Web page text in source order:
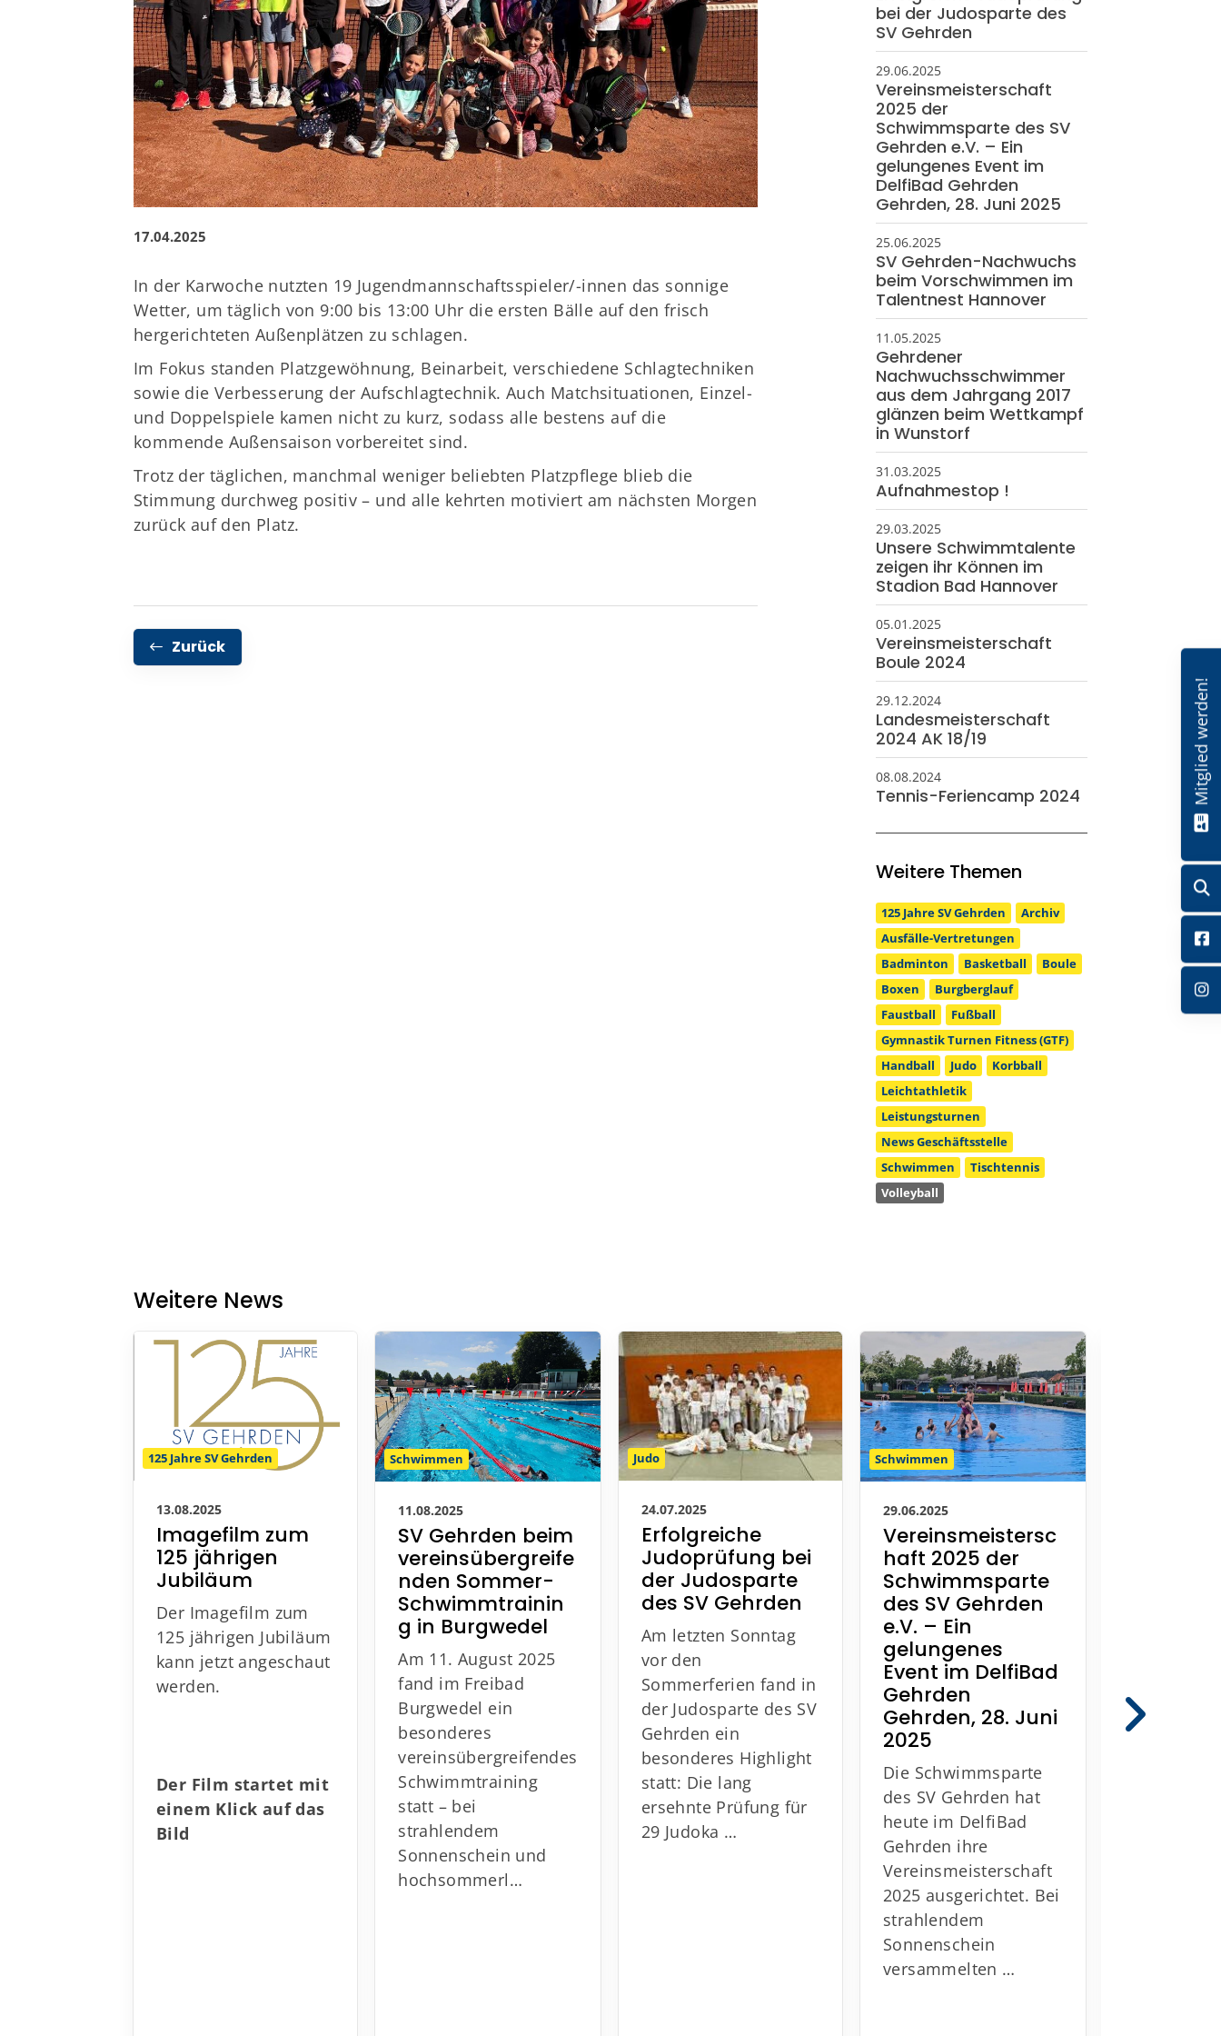
17.04.2025
In der Karwoche nutzten 19 Jugendmannschaftsspieler/-innen das sonnige
Wetter, um täglich von 9:00 bis 13:00 Uhr die ersten Bälle auf den frisch
hergerichteten Außenplätzen zu schlagen.
Im Fokus standen Platzgewöhnung, Beinarbeit, verschiedene Schlagtechniken
sowie die Verbesserung der Aufschlagtechnik. Auch Matchsituationen, Einzel-
und Doppelspiele kamen nicht zu kurz, sodass alle bestens auf die
kommende Außensaison vorbereitet sind.
Trotz der täglichen, manchmal weniger beliebten Platzpflege blieb die
Stimmung durchweg positiv – und alle kehrten motiviert am nächsten Morgen
zurück auf den Platz.
Zurück
bei der Judosparte des
SV Gehrden
29.06.2025
Vereinsmeisterschaft
2025 der
Schwimmsparte des SV
Gehrden e.V. – Ein
gelungenes Event im
DelfiBad Gehrden
Gehrden, 28. Juni 2025
25.06.2025
SV Gehrden-Nachwuchs
beim Vorschwimmen im
Talentnest Hannover
11.05.2025
Gehrdener
Nachwuchsschwimmer
aus dem Jahrgang 2017
glänzen beim Wettkampf
in Wunstorf
31.03.2025
Aufnahmestop !
29.03.2025
Unsere Schwimmtalente
zeigen ihr Können im
Stadion Bad Hannover
05.01.2025
Vereinsmeisterschaft
Boule 2024
29.12.2024
Landesmeisterschaft
2024 AK 18/19
08.08.2024
Tennis-Feriencamp 2024
Weitere Themen
125 Jahre SV Gehrden
Archiv
Ausfälle-Vertretungen
Badminton
Basketball
Boule
Boxen
Burgberglauf
Faustball
Fußball
Gymnastik Turnen Fitness (GTF)
Handball
Judo
Korbball
Leichtathletik
Leistungsturnen
News Geschäftsstelle
Schwimmen
Tischtennis
Volleyball
Weitere News
125 Jahre SV Gehrden
13.08.2025
Imagefilm zum
125 jährigen
Jubiläum
Der Imagefilm zum
125 jährigen Jubiläum
kann jetzt angeschaut
werden.
Der Film startet mit
einem Klick auf das
Bild
Schwimmen
11.08.2025
SV Gehrden beim
vereinsübergreife
nden Sommer-
Schwimmtrainin
g in Burgwedel
Am 11. August 2025
fand im Freibad
Burgwedel ein
besonderes
vereinsübergreifendes
Schwimmtraining
statt – bei
strahlendem
Sonnenschein und
hochsommerl…
Judo
24.07.2025
Erfolgreiche
Judoprüfung bei
der Judosparte
des SV Gehrden
Am letzten Sonntag
vor den
Sommerferien fand in
der Judosparte des SV
Gehrden ein
besonderes Highlight
statt: Die lang
ersehnte Prüfung für
29 Judoka …
Schwimmen
29.06.2025
Vereinsmeistersc
haft 2025 der
Schwimmsparte
des SV Gehrden
e.V. – Ein
gelungenes
Event im DelfiBad
Gehrden
Gehrden, 28. Juni
2025
Die Schwimmsparte
des SV Gehrden hat
heute im DelfiBad
Gehrden ihre
Vereinsmeisterschaft
2025 ausgerichtet. Bei
strahlendem
Sonnenschein
versammelten …
m
Mitglied werden!